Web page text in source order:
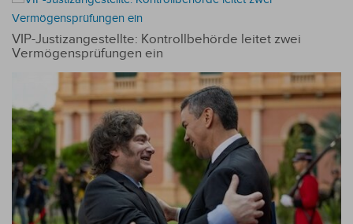
VIP-Justizangestellte: Kontrollbehörde leitet zwei
Vermögensprüfungen ein